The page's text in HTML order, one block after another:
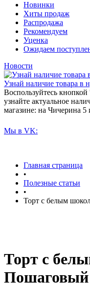
Новинки
Хиты продаж
Распродажа
Рекомендуем
Уценка
Ожидаем
Новости
Узнай наличие товара в
Воспользуйтесь
узнайте актуальное
магазине: на Чичерина 5
Мы в VK:
Главная страница
•
Полезные статьи
•
Торт с белым
Торт с
Пошаговый